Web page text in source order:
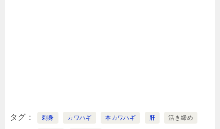
タグ 刺身 カワハギ 本カワハギ 肝 活き締め